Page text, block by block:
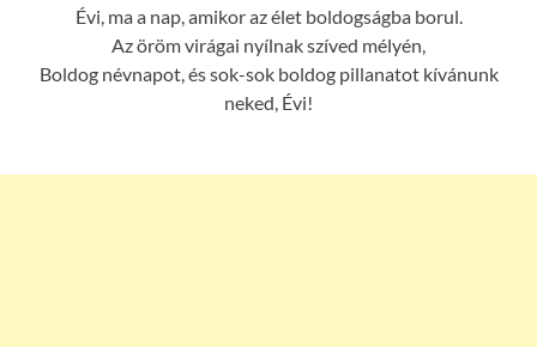
Évi, ma a nap, amikor az élet boldogságba borul.
Az öröm virágai nyílnak szíved mélyén,
Boldog névnapot, és sok-sok boldog pillanatot kívánunk
neked, Évi!